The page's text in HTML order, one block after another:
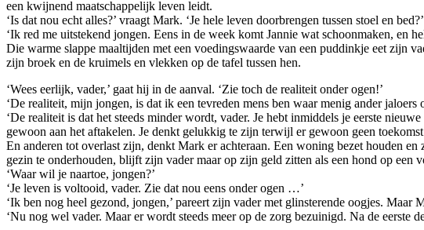
een kwijnend maatschappelijk leven leidt.
‘Is dat nou echt alles?’ vraagt Mark. ‘Je hele leven doorbrengen tussen stoel en bed?’
‘Ik red me uitstekend jongen. Eens in de week komt Jannie wat schoonmaken, en
Die warme slappe maaltijden met een voedingswaarde van een puddinkje eet zijn
zijn broek en de kruimels en vlekken op de tafel tussen hen.
‘Wees eerlijk, vader,’ gaat hij in de aanval. ‘Zie toch de realiteit onder ogen!’
‘De realiteit, mijn jongen, is dat ik een tevreden mens ben waar menig ander
‘De realiteit is dat het steeds minder wordt, vader. Je hebt inmiddels je eerste
gewoon aan het aftakelen. Je denkt gelukkig te zijn terwijl er gewoon geen
En anderen tot overlast zijn, denkt Mark er achteraan. Een woning bezet houden
gezin te onderhouden, blijft zijn vader maar op zijn geld zitten als een hond op een
‘Waar wil je naartoe, jongen?’
‘Je leven is voltooid, vader. Zie dat nou eens onder ogen …’
‘Ik ben nog heel gezond, jongen,’ pareert zijn vader met glinsterende oogjes.
‘Nu nog wel vader. Maar er wordt steeds meer op de zorg bezuinigd. Na de eerste